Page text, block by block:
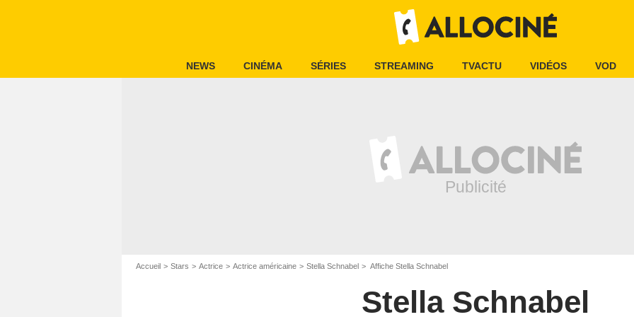
NEWS CINÉMA SÉRIES STREAMING TVACTU VIDÉOS VOD
Accueil Stars Actrice Actrice américaine Stella Schnabel Affiche Stella Schnabel
Stella Schnabel